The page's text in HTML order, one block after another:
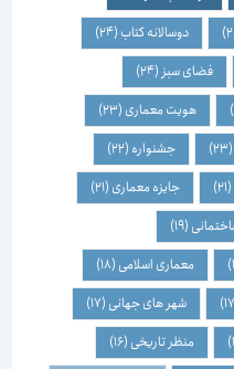
دوسالانه کتاب(24)
فضای سبز(24)
هویت معماری(23)
جشنواره(22)
جایزه معماری(21)
(19)
معماری اسلامی(18)
شهر های جهانی(17)
منظر تاریخی(16)